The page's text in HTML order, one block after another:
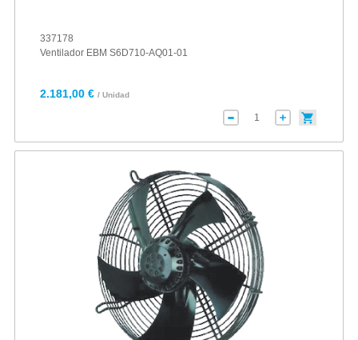
337178
Ventilador EBM S6D710-AQ01-01
2.181,00 € / Unidad